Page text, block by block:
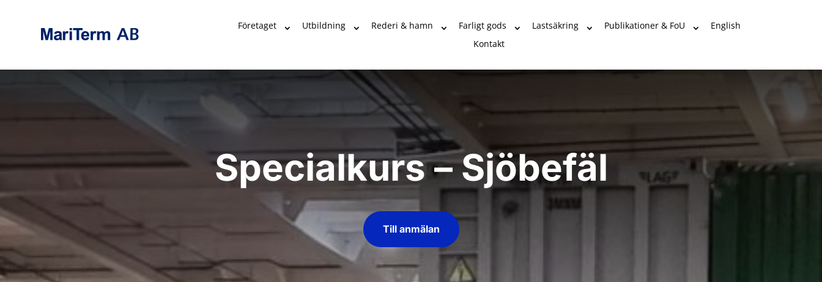
Företaget Utbildning Rederi & hamn Farligt gods Lastsäkring Publikationer & FoU
English
Kontakt
Specialkurs – Sjöbefäl
Till anmälan